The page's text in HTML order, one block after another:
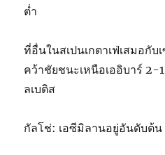
ต่ำ
ที่อื่นในสเปนเกตาเฟ่เสมอกับ
คว้าชัยชนะเหนือเออิบาร์ 2-
ลเบติส
กัลโช่: เอซีมิลานอยู่อันดับต้น